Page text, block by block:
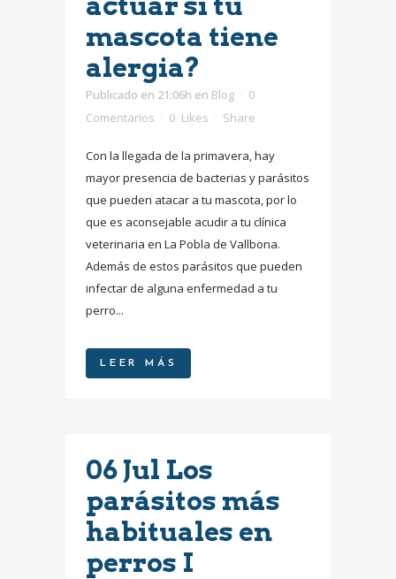
mascota tiene
alergia?
Publicado en 21:06h en Blog
0
Comentarios
0 Likes Share
Con la llegada de la primavera, hay
mayor presencia de bacterias y parásitos
que pueden atacar a tu mascota, por lo
que es aconsejable acudir a tu clínica
veterinaria en La Pobla de Vallbona.
Además de estos parásitos que pueden
infectar de alguna enfermedad a tu
perro...
LEER MÁS
06 Jul Los
parásitos más
habituales en
perros I